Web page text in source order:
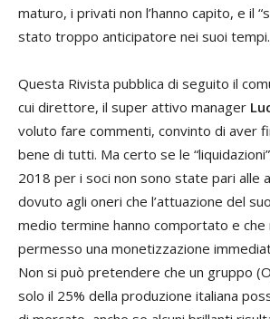
maturo, i privati non l’hanno capito, e il
stato troppo anticipatore nei suoi tempi.
Questa Rivista pubblica di seguito il
cui direttore, il super attivo manager
voluto fare commenti, convinto di aver
bene di tutti. Ma certo se le
2018 per i soci non sono state pari alle
dovuto agli oneri che l’attuazione del
medio termine hanno comportato e che
permesso una monetizzazione
Non si può pretendere che un gruppo
solo il 25% della produzione italiana